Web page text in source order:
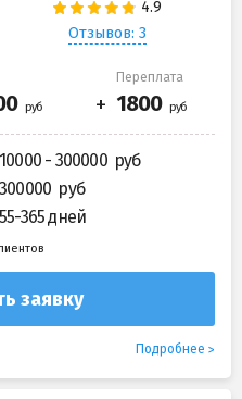
Отзывов: 3
Переплата
10000 - 300000
300000
55-365 дней
заявку
Подробнее